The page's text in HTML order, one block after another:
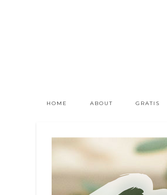
HOME ABOUT GRATIS